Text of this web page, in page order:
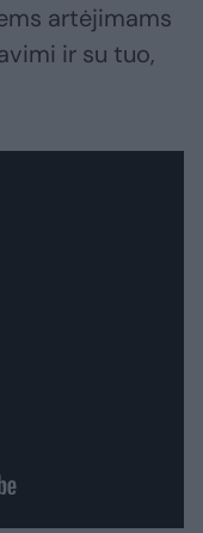
artėjimams
ir su tuo,